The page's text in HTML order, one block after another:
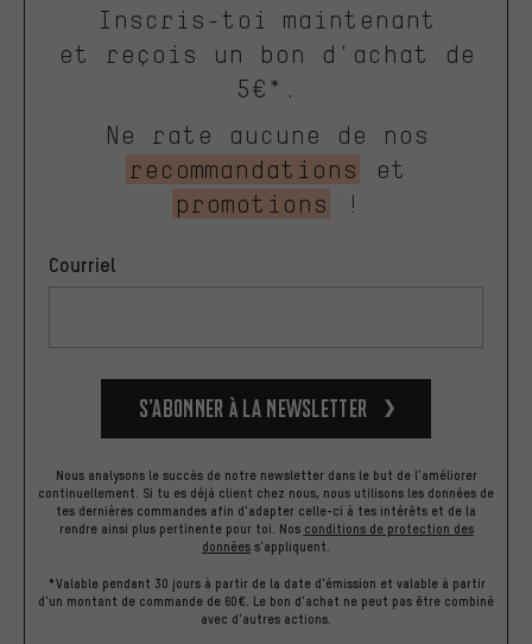
Inscris-toi maintenant
et reçois un bon d'achat de
5€*.
Ne rate aucune de nos
recommandations
et
promotions
!
Courriel
S’abonner à la newsletter
Nous analysons le succès de notre newsletter dans le but de l'améliorer
continuellement. Si tu es déjà client chez nous, nous utilisons les données de
tes dernières commandes afin d'adapter celle-ci à tes intérêts et de la
rendre ainsi plus pertinente pour toi. Nos conditions de protection des
données s'appliquent.
*Valable pendant 30 jours à partir de la date d'émission et valable à partir
d'un montant de commande de 60€. Le bon d'achat ne peut pas être combiné
avec d'autres actions.